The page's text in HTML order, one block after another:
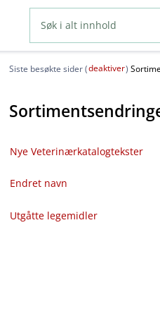
Siste besøkte sider (deaktiver)
Nye Veterinærkatalogtekster
Endret navn
Utgåtte legemidler